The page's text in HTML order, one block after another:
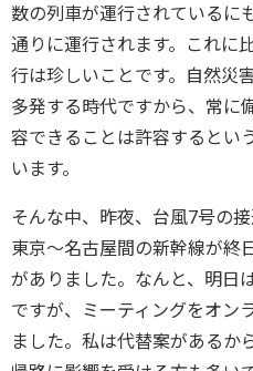
数の列車が運行されているに
通りに運行されます。これに
行は珍しいことです。自然災
多発する時代ですから、常に
容できることは許容するとい
います。
そんな中、昨夜、台風7号の
東京～名古屋間の新幹線が終
がありました。なんと、明日
ですが、ミーティングをオン
ました。私は代替案があるか